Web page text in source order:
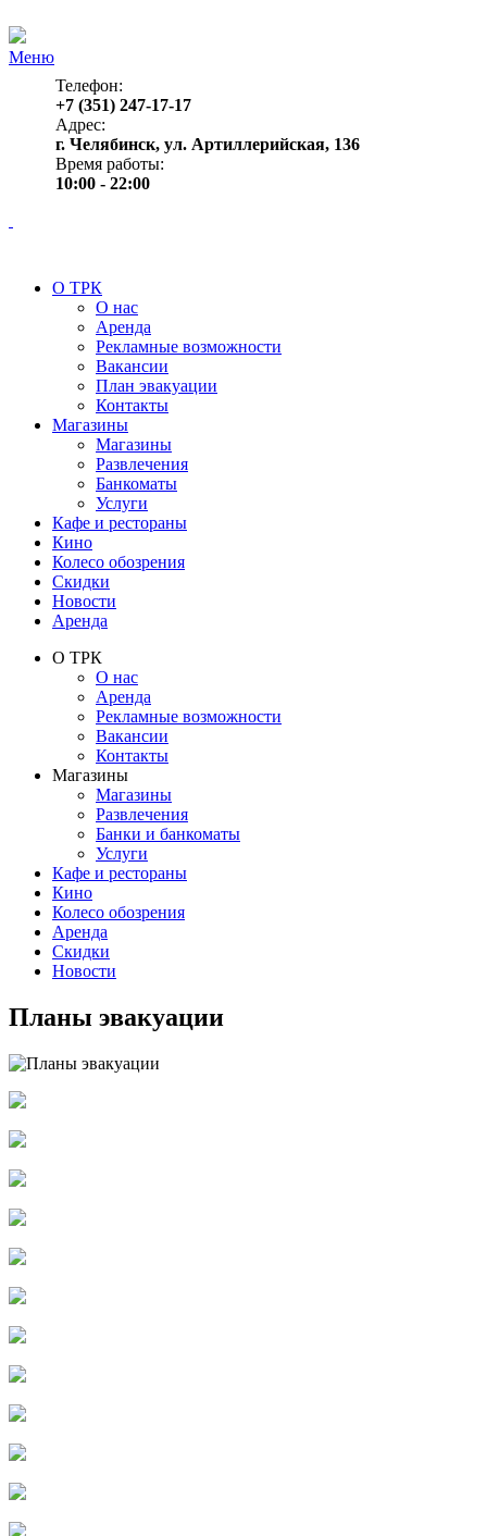
Меню
Телефон:
+7 (351) 247-17-17
Адрес:
г. Челябинск, ул. Артиллерийская, 136
Время работы:
10:00 - 22:00
О ТРК
О нас
Аренда
Рекламные возможности
Вакансии
План эвакуации
Контакты
Магазины
Магазины
Развлечения
Банкоматы
Услуги
Кафе и рестораны
Кино
Колесо обозрения
Скидки
Новости
Аренда
О ТРК
О нас
Аренда
Рекламные возможности
Вакансии
Контакты
Магазины
Магазины
Развлечения
Банки и банкоматы
Услуги
Кафе и рестораны
Кино
Колесо обозрения
Аренда
Скидки
Новости
Планы эвакуации